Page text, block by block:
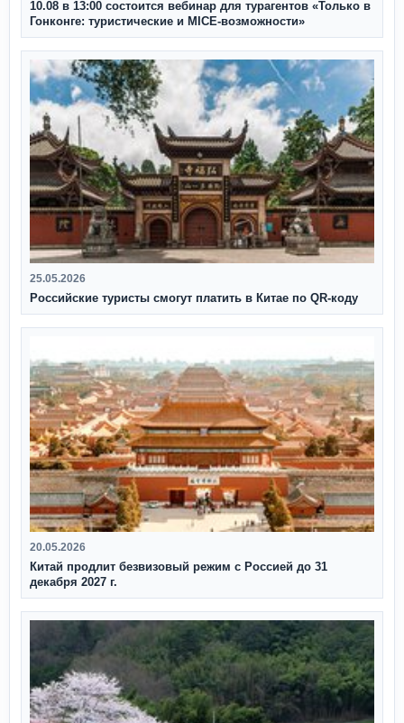
10.08 в 13:00 состоится вебинар для турагентов «Только в
Гонконге: туристические и MICE-возможности»
25.05.2026
Российские туристы смогут платить в Китае по QR‑коду
20.05.2026
Китай продлит безвизовый режим с Россией до 31
декабря 2027 г.